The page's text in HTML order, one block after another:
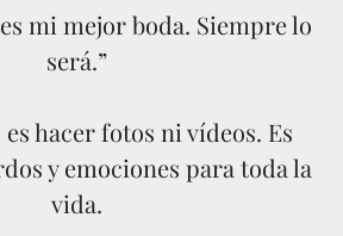
mi mejor boda. Siempre lo
será.”
hacer fotos ni vídeos. Es
y emociones para toda la
vida.